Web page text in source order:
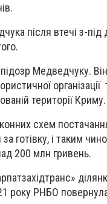
після втечі з-
Медведчуку.
території Криму.
схем
готівку, і таким
200 млн гривень.
року РНБО